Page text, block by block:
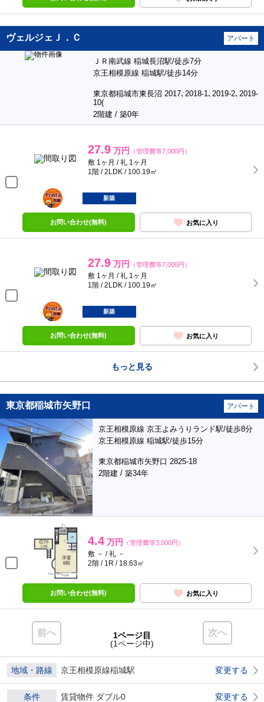
ヴェルジェＪ．Ｃ アパート
ＪＲ南武線 稲城長沼駅/徒歩7分
京王相模原線 稲城駅/徒歩14分
東京都稲城市東長沼 2017､2018-1､2019-2､2019-
10(
2階建 / 築0年
27.9 万円 （管理費等7,000円）
敷 1ヶ月 / 礼 1ヶ月
1階 / 2LDK / 100.19㎡
ポンタ
部屋
新築
お問い合わせ(無料) お気に入り
27.9 万円 （管理費等7,000円）
敷 1ヶ月 / 礼 1ヶ月
1階 / 2LDK / 100.19㎡
ポンタ
部屋
新築
お問い合わせ(無料) お気に入り
もっと見る
東京都稲城市矢野口 アパート
京王相模原線 京王よみうりランド駅/徒歩8分
京王相模原線 稲城駅/徒歩15分
東京都稲城市矢野口 2825-18
2階建 / 築34年
4.4 万円 （管理費等3,000円）
敷 － / 礼 －
2階 / 1R / 18.63㎡
お問い合わせ(無料) お気に入り
前へ 次へ
1ページ目
(1ページ中)
地域・路線 京王相模原線稲城駅 変更する
条件 賃貸物件 ダブル0 変更する